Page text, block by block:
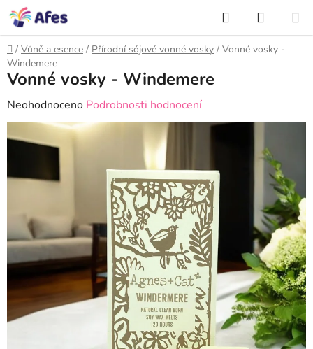
Přejít
na
obsah
KOŠÍK
Domů
/ Vůně a esence / Přírodní sójové vonné vosky / Vonné vosky -
Windemere
Vonné vosky - Windemere
Průměrné
hodnocení
produktu
0,0
hvězdiček.
Neohodnoceno Podrobnosti hodnocení